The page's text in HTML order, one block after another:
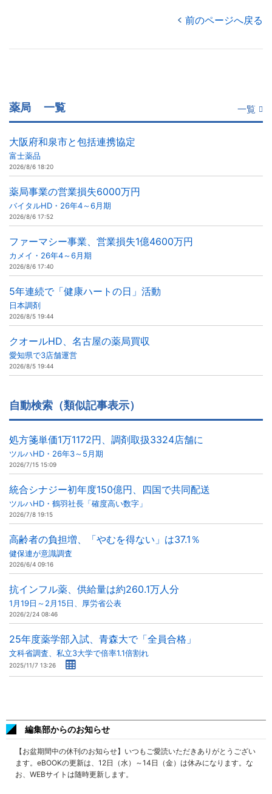
前のページへ戻る
薬局 一覧 一覧
大阪府和泉市と包括連携協定
富士薬品
2026/8/6 18:20
薬局事業の営業損失6000万円
バイタルHD・26年4～6月期
2026/8/6 17:52
ファーマシー事業、営業損失1億4600万円
カメイ・26年4～6月期
2026/8/6 17:40
5年連続で「健康ハートの日」活動
日本調剤
2026/8/5 19:44
クオールHD、名古屋の薬局買収
愛知県で3店舗運営
2026/8/5 19:44
自動検索（類似記事表示）
処方箋単価1万1172円、調剤取扱3324店舗に
ツルハHD・26年3～5月期
2026/7/15 15:09
統合シナジー初年度150億円、四国で共同配送
ツルハHD・鶴羽社長「確度高い数字」
2026/7/8 19:15
高齢者の負担増、「やむを得ない」は37.1％
健保連が意識調査
2026/6/4 09:16
抗インフル薬、供給量は約260.1万人分
1月19日～2月15日、厚労省公表
2026/2/24 08:46
25年度薬学部入試、青森大で「全員合格」
文科省調査、私立3大学で倍率1.1倍割れ
2025/11/7 13:26
編集部からのお知らせ
【お盆期間中の休刊のお知らせ】いつもご愛読いただきありがとうござい
ます。eBOOKの更新は、12日（水）～14日（金）は休みになります。な
お、WEBサイトは随時更新します。